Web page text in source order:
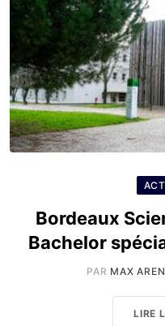
Bordeaux
Bachelor
PAR MAX
LIRE